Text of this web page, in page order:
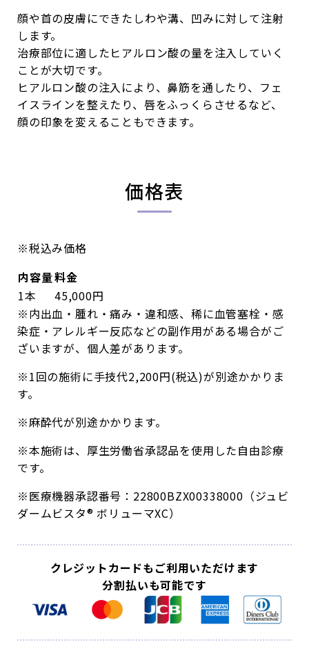
顔や首の皮膚にできたしわや溝、凹みに対して注射
します。
治療部位に適したヒアルロン酸の量を注入していく
ことが大切です。
ヒアルロン酸の注入により、鼻筋を通したり、フェ
イスラインを整えたり、唇をふっくらさせるなど、
顔の印象を変えることもできます。
価格表
※税込み価格
内容量料金
1本
45,000円
※内出血・腫れ・痛み・違和感、稀に血管塞栓・感
染症・アレルギー反応などの副作用がある場合がご
ざいますが、個人差があります。
※1回の施術に手技代2,200円(税込)が別途かかりま
す。
※麻酔代が別途かかります。
※本施術は、厚生労働省承認品を使用した自由診療
です。
※医療機器承認番号：22800BZX00338000（ジュビ
ダームビスタ® ボリューマXC）
クレジットカードもご利用いただけます
分割払いも可能です